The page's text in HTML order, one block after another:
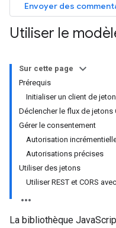
Envoyer des
Utiliser le
Sur cette page
Prérequis
Initialiser un client de
Déclencher le flux de jetons
Gérer le consentement
Autorisation
Autorisations précises
Utiliser des jetons
Utiliser REST et CORS
La bibliothèque